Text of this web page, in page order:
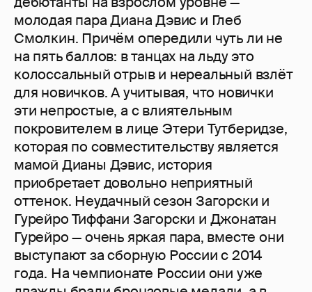
молодая пара Диана Дэвис и Глеб
Смолкин. Причём опередили чуть ли не
на пять баллов: в танцах на льду это
колоссальный отрыв и нереальный взлёт
для новичков. А учитывая, что новички
эти непростые, а с влиятельным
покровителем в лице Этери Тутберидзе,
которая по совместительству является
мамой Дианы Дэвис, история
приобретает довольно неприятный
оттенок. Неудачный сезон Загорски и
Гурейро Тиффани Загорски и Джонатан
Гурейро — очень яркая пара, вместе они
выступают за сборную России с 2014
года. На чемпионате России они уже